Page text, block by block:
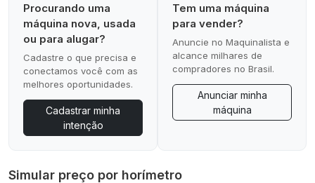
Procurando uma
máquina nova, usada
ou para alugar?
Cadastre o que precisa e
conectamos você com as
melhores oportunidades.
Cadastrar minha
intenção
Tem uma máquina
para vender?
Anuncie no Maquinalista e
alcance milhares de
compradores no Brasil.
Anunciar minha
máquina
Simular preço por horímetro